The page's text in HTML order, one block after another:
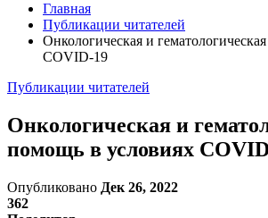
Главная
Публикации читателей
Онкологическая и
COVID-19
Публикации читателей
Онкологическая и
помощь в условиях
Опубликовано Дек 26, 2022
362